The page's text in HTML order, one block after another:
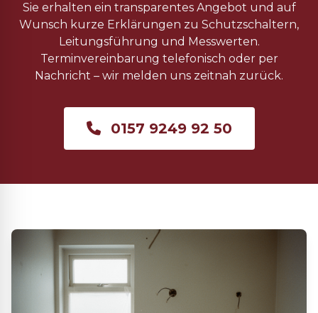
Sie erhalten ein transparentes Angebot und auf
Wunsch kurze Erklärungen zu Schutzschaltern,
Leitungsführung und Messwerten.
Terminvereinbarung telefonisch oder per
Nachricht – wir melden uns zeitnah zurück.
0157 9249 92 50